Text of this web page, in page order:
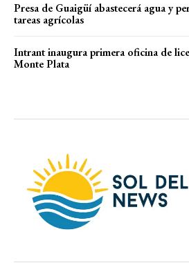
Presa de Guaigüí abastecerá agua y
tareas agrícolas
Intrant inaugura primera oficina de
Monte Plata